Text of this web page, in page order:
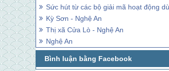
Sức hút từ các bộ giải mã hoạt động
Kỳ Sơn - Nghệ An
Thị xã Cửa Lò - Nghệ An
Nghệ An